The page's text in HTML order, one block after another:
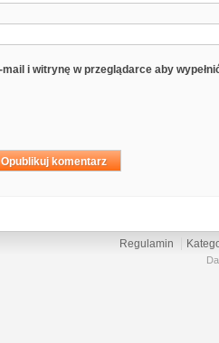
i witrynę w przeglądarce aby
Regulamin